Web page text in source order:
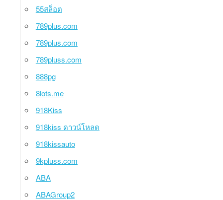
55สล็อต
789plus.com
789plus.com
789pluss.com
888pg
8lots.me
918Kiss
918kiss ดาวน์โหลด
918kissauto
9kpluss.com
ABA
ABAGroup2